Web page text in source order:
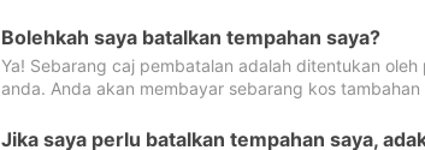
Bolehkah saya batalkan tempahan saya?
Ya! Sebarang caj pembatalan adalah ditentukan
anda. Anda akan membayar sebarang kos
Jika saya perlu batalkan tempahan saya,